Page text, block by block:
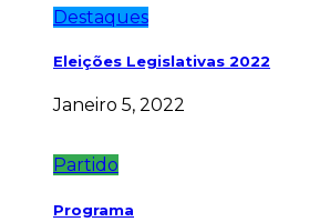
Destaques
Eleições Legislativas 2022
Janeiro 5, 2022
Partido
Programa